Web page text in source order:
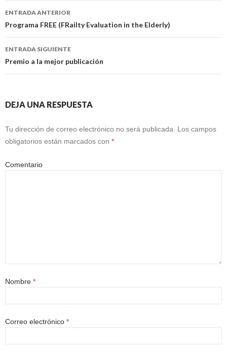
Navegación
de
entradas
ENTRADA ANTERIOR
Programa FREE (FRailty Evaluation in the Elderly)
ENTRADA SIGUIENTE
Premio a la mejor publicación
DEJA UNA RESPUESTA
Tu dirección de correo electrónico no será publicada. Los campos
obligatorios están marcados con *
Comentario
Nombre *
Correo electrónico *